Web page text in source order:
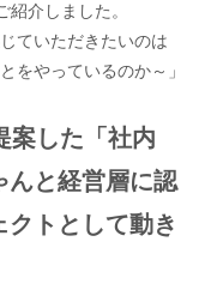
介しました。
ていただきたいのは
をやっているのか～」
案した「社内
んと経営層に認
トとして動き